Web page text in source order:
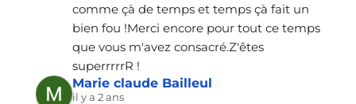
comme çà de temps et temps çà fait un
bien fou !Merci encore pour tout ce temps
que vous m'avez consacré.Z'êtes
superrrrrR !
Marie claude Bailleul
il y a 2 ans